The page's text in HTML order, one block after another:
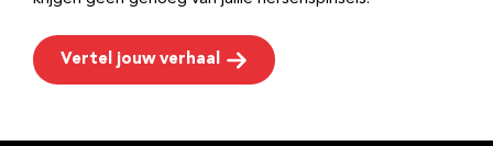
Vertel jouw verhaal